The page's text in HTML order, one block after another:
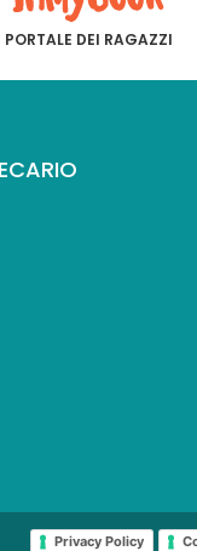
PORTALE DEI RAGAZZI
Privacy Policy